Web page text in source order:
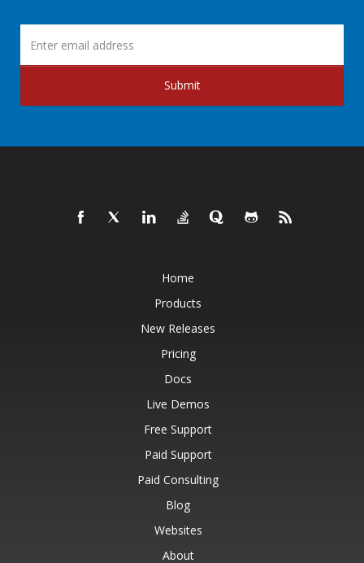
Submit
Home
Products
New Releases
Pricing
Docs
Live Demos
Free Support
Paid Support
Paid Consulting
Blog
Websites
About